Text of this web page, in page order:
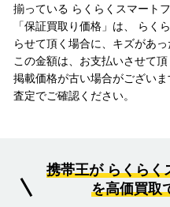
揃っている らくらくスマート
「保証買取り価格」は、 らく
らせて頂く場合に、キズがあ
この金額は、お支払いさせて頂
掲載価格が古い場合がござい
査定でご確認ください。
携帯王が らくらく
を高価買取